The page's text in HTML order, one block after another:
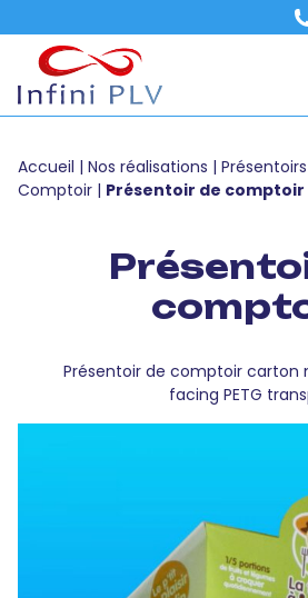
Accueil | Nos réalisations | Présentoirs
Comptoir | Présentoir de comptoir
Présentoir de comptoir carton
facing PETG